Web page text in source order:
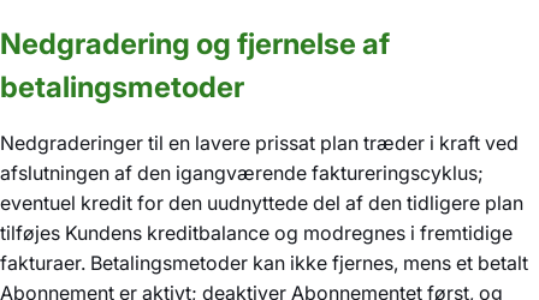
Nedgradering og fjernelse af
betalingsmetoder
Nedgraderinger til en lavere prissat plan træder i kraft ved
afslutningen af den igangværende faktureringscyklus;
eventuel kredit for den uudnyttede del af den tidligere plan
tilføjes Kundens kreditbalance og modregnes i fremtidige
fakturaer. Betalingsmetoder kan ikke fjernes, mens et betalt
Abonnement er aktivt; deaktiver Abonnementet først, og